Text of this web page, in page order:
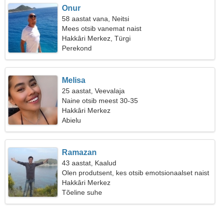
Onur
58 aastat vana, Neitsi
Mees otsib vanemat naist
Hakkâri Merkez, Türgi
Perekond
Melisa
25 aastat, Veevalaja
Naine otsib meest 30-35
Hakkâri Merkez
Abielu
Ramazan
43 aastat, Kaalud
Olen produtsent, kes otsib emotsionaalset naist
Hakkâri Merkez
Tõeline suhe